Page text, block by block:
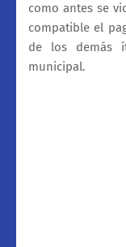
como antes se
compatible el
de los demás
municipal.